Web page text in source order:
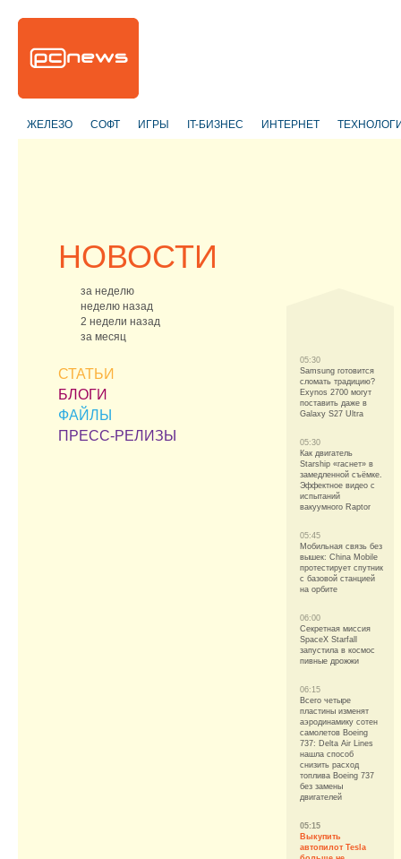
ЖЕЛЕЗО СОФТ ИГРЫ IT-БИЗНЕС ИНТЕРНЕТ
НОВОСТИ
за неделю
неделю назад
2 недели назад
за месяц
СТАТЬИ
БЛОГИ
ФАЙЛЫ
ПРЕСС-РЕЛИЗЫ
05:30
Samsung готовится
сломать традицию?
Exynos 2700 могут
поставить даже в
Galaxy S27 Ultra
05:30
Как двигатель
Starship «гаснет» в
замедленной съёмке.
Эффектное видео с
испытаний
вакуумного Raptor
05:45
Мобильная связь без
вышек: China Mobile
протестирует спутник
с базовой станцией
на орбите
06:00
Секретная миссия
SpaceX Starfall
запустила в космос
пивные дрожжи
06:15
Всего четыре
пластины изменят
аэродинамику сотен
самолетов Boeing
737: Delta Air Lines
нашла способ
снизить расход
топлива Boeing 737
без замены
двигателей
05:15
Выкупить
автопилот Tesla